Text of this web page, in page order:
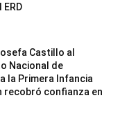
Castillo al
Nacional de
la Primera Infancia
recobró confianza en